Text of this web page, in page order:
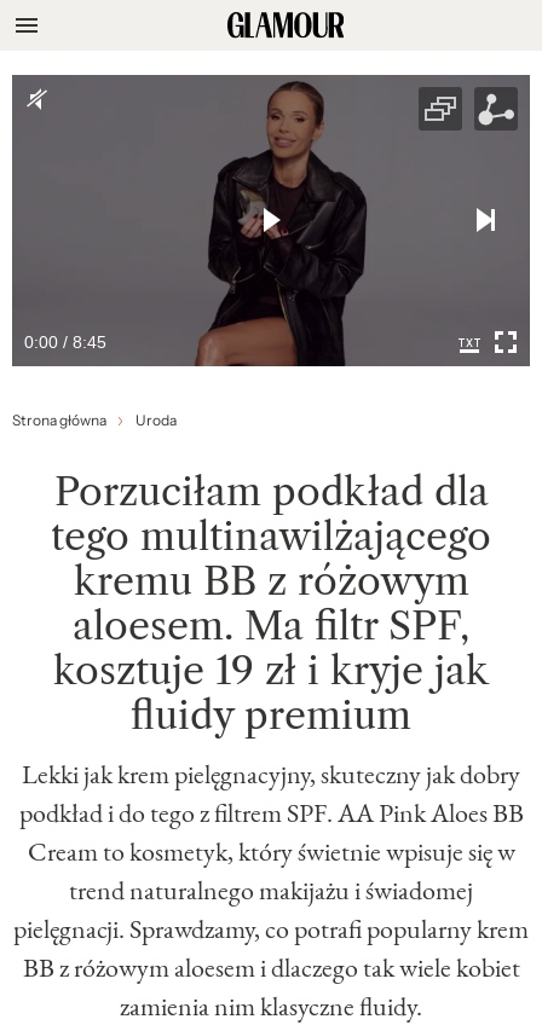
0:00 / 8:45
Strona główna Uroda
Porzuciłam podkład dla
tego multinawilżającego
kremu BB z różowym
aloesem. Ma filtr SPF,
kosztuje 19 zł i kryje jak
fluidy premium
Lekki jak krem pielęgnacyjny, skuteczny jak dobry
podkład i do tego z filtrem SPF. AA Pink Aloes BB
Cream to kosmetyk, który świetnie wpisuje się w
trend naturalnego makijażu i świadomej
pielęgnacji. Sprawdzamy, co potrafi popularny krem
BB z różowym aloesem i dlaczego tak wiele kobiet
zamienia nim klasyczne fluidy.